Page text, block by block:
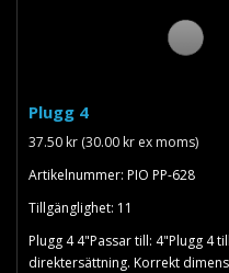
Plugg 4
37.50 kr (30.00 kr ex moms)
Artikelnummer: PIO PP-628
Tillgänglighet: 11
Plugg 4 4"Passar till: 4"Plugg 4
direktersättning. Korrekt